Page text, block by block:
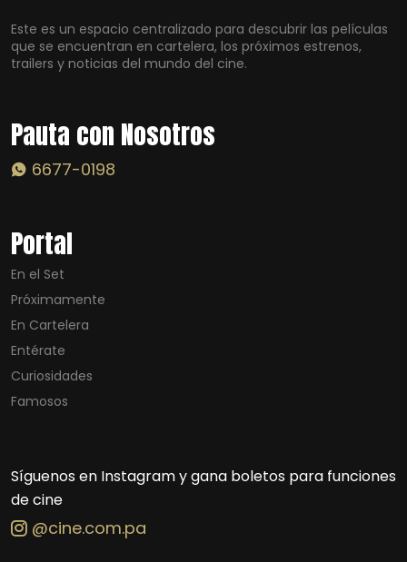
Este es un espacio centralizado para descubrir las películas
que se encuentran en cartelera, los próximos estrenos,
trailers y noticias del mundo del cine.
Pauta con Nosotros
6677-0198
Portal
En el Set
Próximamente
En Cartelera
Entérate
Curiosidades
Famosos
Síguenos en Instagram y gana boletos para funciones
de cine
@cine.com.pa